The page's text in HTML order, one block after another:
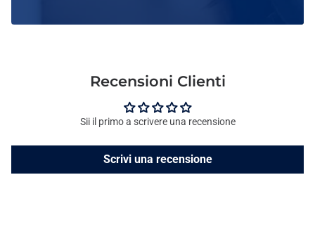
Recensioni Clienti
Sii il primo a scrivere una recensione
Scrivi una recensione